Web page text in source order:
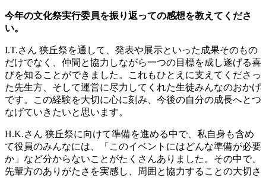
今年の文化祭実行委員を振り返っての感想を教えてくださ
い。
I.T.さん 狭丘祭を通して、発表や展示といった成果そのもの
だけでなく、仲間と協力しながら一つの目標を成し遂げる喜
びを知ることができました。これもひとえに支えてくださっ
た先生方、そして運営に尽力してくれた生徒みんなのおかげ
です。この経験を大切に心に刻み、今後の自分の成長へとつ
なげていきたいと思います。
H.K.さん 狭丘祭に向けて準備を進める中で、私自身も含め
て役員のみんなには、「このイベントにはどんな準備が必要
か」など分からないことがたくさんありました。その中で、
先輩方のありがたさを実感し、周囲と協力することの大切さ